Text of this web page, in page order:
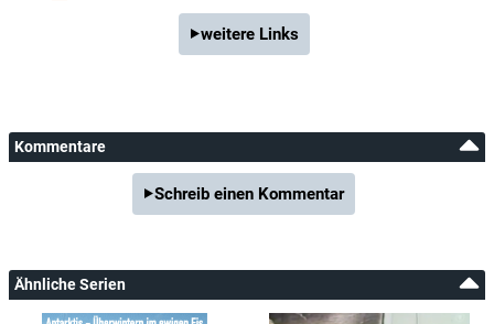
weitere Links
Kommentare
Schreib einen Kommentar
Ähnliche Serien